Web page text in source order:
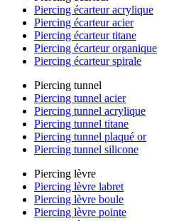
Piercing écarteur acrylique
Piercing écarteur acier
Piercing écarteur titane
Piercing écarteur organique
Piercing écarteur spirale
Piercing tunnel
Piercing tunnel acier
Piercing tunnel acrylique
Piercing tunnel titane
Piercing tunnel plaqué or
Piercing tunnel silicone
Piercing lèvre
Piercing lèvre labret
Piercing lèvre boule
Piercing lèvre pointe